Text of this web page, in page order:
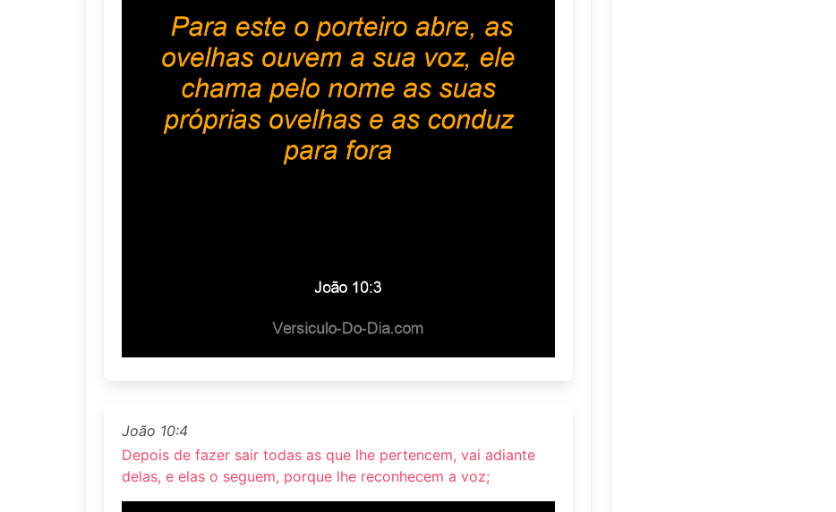
João 10:4
Depois de fazer sair todas as que lhe pertencem, vai adiante
delas, e elas o seguem, porque lhe reconhecem a voz;